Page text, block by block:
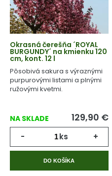
Okrasná čerešňa ´ROYAL
BURGUNDY´ na kmienku 120
cm, kont. 12 l
Pôsobivá sakura s výraznými
purpurovými listami a plnými
ružovými kvetmi.
NA SKLADE 129,90 €
- ks +
DO KOŠÍKA